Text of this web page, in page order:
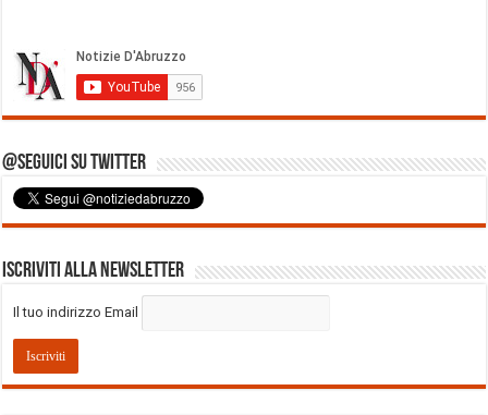
@Seguici su Twitter
Iscriviti alla Newsletter
Il tuo indirizzo Email